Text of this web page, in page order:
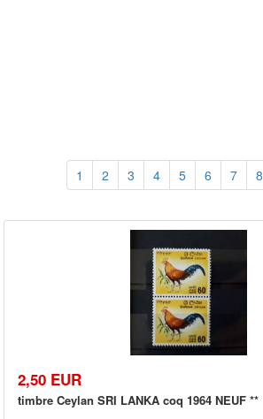
1 2 3 4 5 6 7 8
2,50 EUR
timbre Ceylan SRI LANKA coq 1964 NEUF **